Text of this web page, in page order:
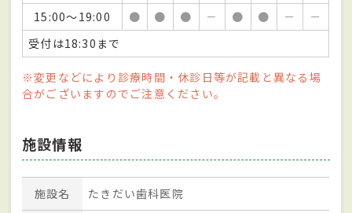
15:00～19:00 ● ● ● － ● ● －
－
受付は18:30まで
※変更などにより診療時間・休診日等が記載と異なる場
合がございますのでご注意ください。
施設情報
施設名 たきだい歯科医院